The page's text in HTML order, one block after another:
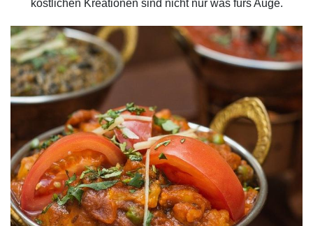
köstlichen Kreationen sind nicht nur was fürs Auge.